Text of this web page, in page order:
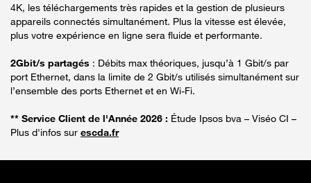
4K, les téléchargements très rapides et la gestion de plusieurs
appareils connectés simultanément. Plus la vitesse est élevée,
plus votre expérience en ligne sera fluide et performante.
2Gbit/s partagés : Débits max théoriques, jusqu’à 1 Gbit/s par
port Ethernet, dans la limite de 2 Gbit/s utilisés simultanément sur
l’ensemble des ports Ethernet et en Wi-Fi.
** Service Client de l'Année 2026 : Étude Ipsos bva – Viséo CI –
Plus d'infos sur escda.fr